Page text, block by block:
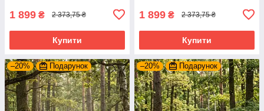
1 899 ₴ 2 373,75 ₴
Купити
1 899 ₴ 2 373,75 ₴
Купити
–20% Подарунок –20% Подарунок